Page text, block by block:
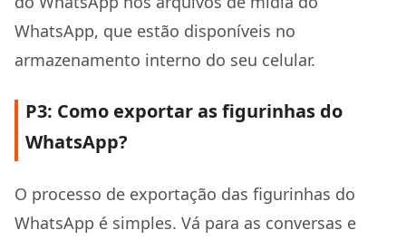
WhatsApp, que estão disponíveis no
armazenamento interno do seu celular.
P3: Como exportar as figurinhas do
WhatsApp?
O processo de exportação das figurinhas do
WhatsApp é simples. Vá para as conversas e